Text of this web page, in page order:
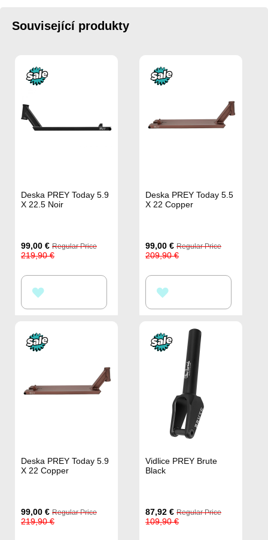
Související produkty
Deska PREY Today 5.9
X 22.5 Noir
Special
Price
99,00 € Regular Price
219,90 €
K
Deska PREY Today 5.5
X 22 Copper
Special
Price
99,00 € Regular Price
209,90 €
K
OBLÍBENÝM
Deska PREY Today 5.9
X 22 Copper
Special
Price
99,00 € Regular Price
219,90 €
Vidlice PREY Brute
Black
Special
Price
87,92 € Regular Price
109,90 €